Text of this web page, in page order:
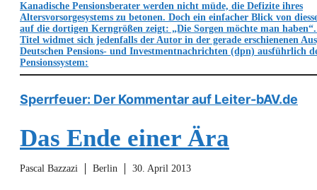
Kanadische Pensionsberater werden nicht müde, die Defizite ihres
Altersvorsorgesystems zu betonen. Doch ein einfacher Blick von
auf die dortigen Kerngrößen zeigt: „Die Sorgen möchte man
Titel widmet sich jedenfalls der Autor in der gerade erschienenen
Deutschen Pensions- und Investmentnachrichten (dpn) ausführlich
Pensionssystem:
Sperrfeuer: Der Kommentar auf Leiter-bAV.de
Das Ende einer Ära
Pascal Bazzazi Berlin 30. April 2013